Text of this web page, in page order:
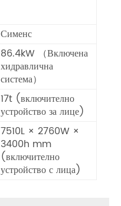
Сименс
86.4kW （Включена
хидравлична
система）
17t (включително
устройство за лице)
7510L × 2760W ×
3400h mm
(включително
устройство с лица)